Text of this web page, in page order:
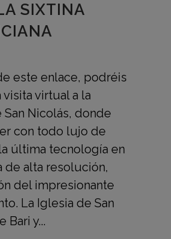
SIXTINA
este enlace, podréis
visita virtual a la
San Nicolás, donde
con todo lujo de
última tecnología en
de alta resolución,
del impresionante
La Iglesia de San
Bari y...